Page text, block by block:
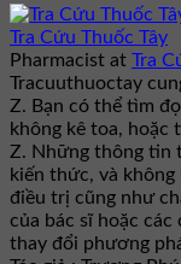
Tra Cứu Thuốc Tây
Pharmacist at Tra
Tracuuthuoctay
Z. Bạn có thể tìm
không kê toa, hoặc
Z. Những thông tin
kiến thức, và
điều trị cũng như
của bác sĩ hoặc
thay đổi phương